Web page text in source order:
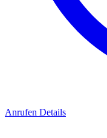
Anrufen Details